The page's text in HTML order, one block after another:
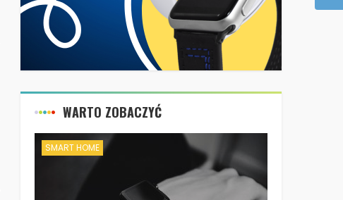
WARTO ZOBACZYĆ
SMART HOME